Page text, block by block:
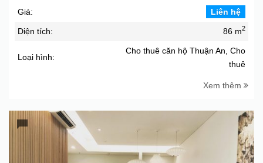
Giá:
Liên hệ
Diện tích: 86 m2
Loại hình:
Cho thuê căn hộ Thuận An, Cho
thuê
Xem thêm